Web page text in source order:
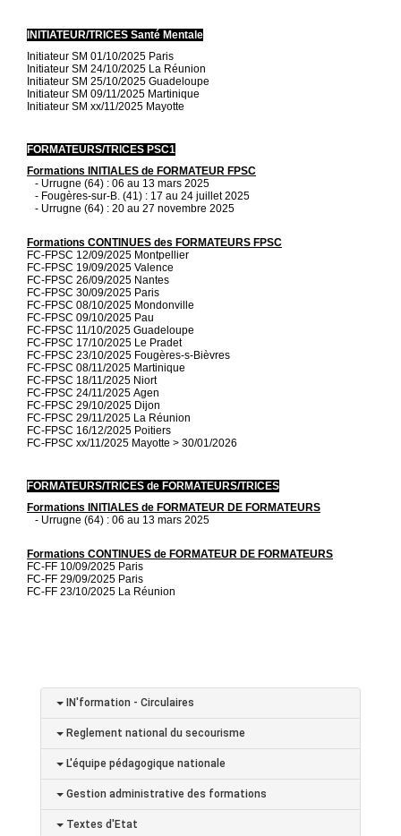
INITIATEUR/TRICES Santé Mentale
Initiateur SM 01/10/2025 Paris
Initiateur SM 24/10/2025 La Réunion
Initiateur SM 25/10/2025 Guadeloupe
Initiateur SM 09/11/2025 Martinique
Initiateur SM xx/11/2025 Mayotte
FORMATEURS/TRICES PSC1
Formations INITIALES de FORMATEUR FPSC
- Urrugne (64) : 06 au 13 mars 2025
- Fougères-sur-B. (41) : 17 au 24 juillet 2025
- Urrugne (64) : 20 au 27 novembre 2025
Formations CONTINUES des FORMATEURS FPSC
FC-FPSC 12/09/2025 Montpellier
FC-FPSC 19/09/2025 Valence
FC-FPSC 26/09/2025 Nantes
FC-FPSC 30/09/2025 Paris
FC-FPSC 08/10/2025 Mondonville
FC-FPSC 09/10/2025 Pau
FC-FPSC 11/10/2025 Guadeloupe
FC-FPSC 17/10/2025 Le Pradet
FC-FPSC 23/10/2025 Fougères-s-Bièvres
FC-FPSC 08/11/2025 Martinique
FC-FPSC 18/11/2025 Niort
FC-FPSC 24/11/2025 Agen
FC-FPSC 29/10/2025 Dijon
FC-FPSC 29/11/2025 La Réunion
FC-FPSC 16/12/2025 Poitiers
FC-FPSC xx/11/2025 Mayotte > 30/01/2026
FORMATEURS/TRICES de FORMATEURS/TRICES
Formations INITIALES de FORMATEUR DE FORMATEURS
- Urrugne (64) : 06 au 13 mars 2025
Formations CONTINUES de FORMATEUR DE FORMATEURS
FC-FF 10/09/2025 Paris
FC-FF 29/09/2025 Paris
FC-FF 23/10/2025 La Réunion
IN'formation - Circulaires
Reglement national du secourisme
L'équipe pédagogique nationale
Gestion administrative des formations
Textes d'Etat